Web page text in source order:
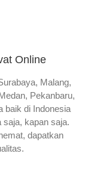
Online
Malang,
Pekanbaru,
baik di Indonesia
saja, kapan saja.
dapatkan